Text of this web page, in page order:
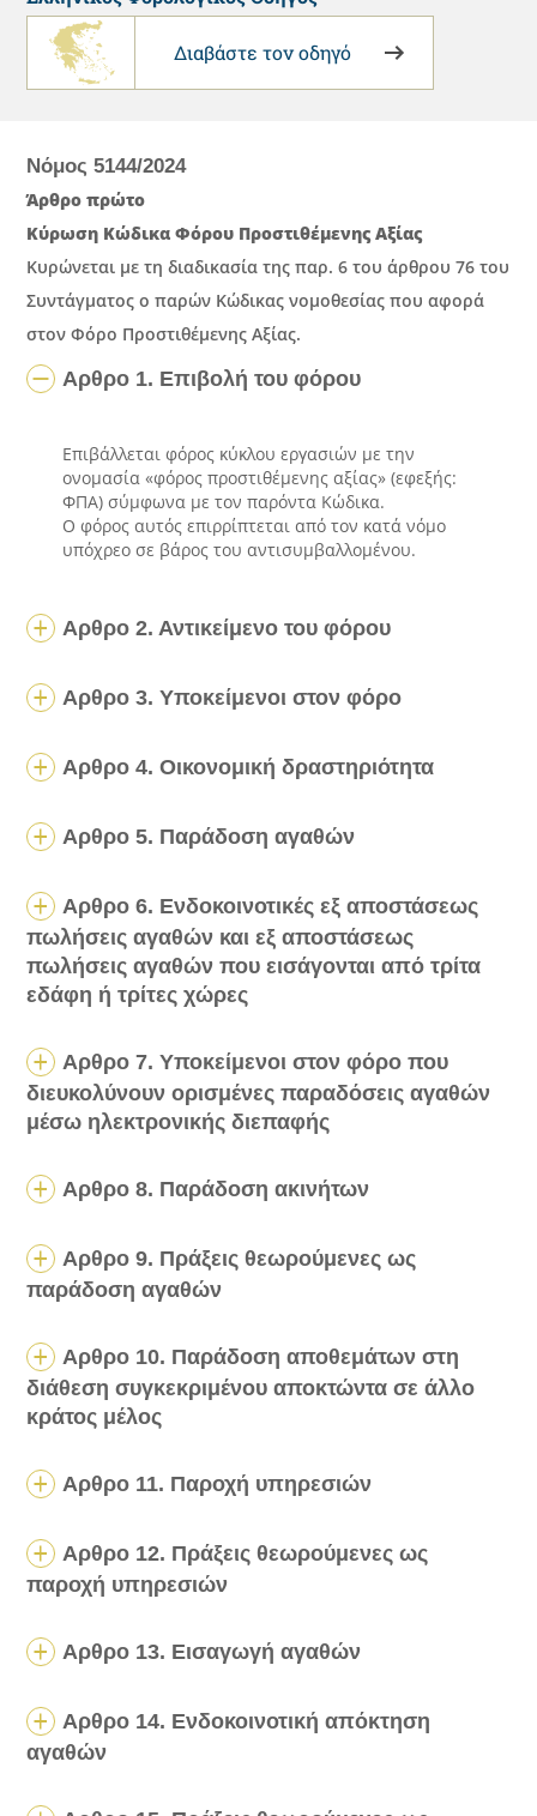
Διαβάστε τον οδηγό
Νόμος 5144/2024
Άρθρο πρώτο
Κύρωση Κώδικα Φόρου Προστιθέμενης Αξίας
Κυρώνεται με τη διαδικασία της παρ. 6 του άρθρου 76 του
Συντάγματος ο παρών Κώδικας νομοθεσίας που αφορά
στον Φόρο Προστιθέμενης Αξίας.
Αρθρο 1. Επιβολή του φόρου
Επιβάλλεται φόρος κύκλου εργασιών με την
ονομασία «φόρος προστιθέμενης αξίας» (εφεξής:
ΦΠΑ) σύμφωνα με τον παρόντα Κώδικα.
Ο φόρος αυτός επιρρίπτεται από τον κατά νόμο
υπόχρεο σε βάρος του αντισυμβαλλομένου.
Αρθρο 2. Αντικείμενο του φόρου
Αρθρο 3. Υποκείμενοι στον φόρο
Αρθρο 4. Οικονομική δραστηριότητα
Αρθρο 5. Παράδοση αγαθών
Αρθρο 6. Ενδοκοινοτικές εξ αποστάσεως
πωλήσεις αγαθών και εξ αποστάσεως
πωλήσεις αγαθών που εισάγονται από τρίτα
εδάφη ή τρίτες χώρες
Αρθρο 7. Υποκείμενοι στον φόρο που
διευκολύνουν ορισμένες παραδόσεις αγαθών
μέσω ηλεκτρονικής διεπαφής
Αρθρο 8. Παράδοση ακινήτων
Αρθρο 9. Πράξεις θεωρούμενες ως
παράδοση αγαθών
Αρθρο 10. Παράδοση αποθεμάτων στη
διάθεση συγκεκριμένου αποκτώντα σε άλλο
κράτος μέλος
Αρθρο 11. Παροχή υπηρεσιών
Αρθρο 12. Πράξεις θεωρούμενες ως
παροχή υπηρεσιών
Αρθρο 13. Εισαγωγή αγαθών
Αρθρο 14. Ενδοκοινοτική απόκτηση
αγαθών